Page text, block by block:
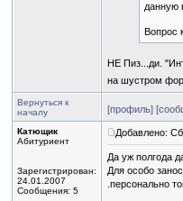
данную
Вопрос
НЕ Пиз...ди.
на шустром
Вернуться к
началу
[профиль]
Катющик
Абитуриент
Зарегистрирован:
24.01.2007
Сообщения: 5
Добавлено:
Да уж полгода
Для особо
.персонально